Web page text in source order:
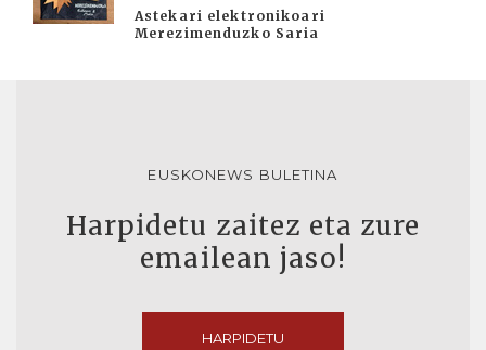
Astekari elektronikoari
Merezimenduzko Saria
EUSKONEWS BULETINA
Harpidetu zaitez eta zure
emailean jaso!
HARPIDETU